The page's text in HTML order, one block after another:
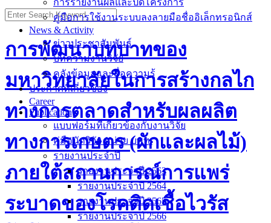
การรายงานผลและปิดโครงการ
คู่มือการใช้งานระบบลงลายมือชื่ออิเล็กทรอนิกส์
News & Activity
ข่าวประชาสัมพันธ์
บทความงานวิจัย
คลังข้อมูลและสื่อความรู้
ประกาศที่เกี่ยวข้อง
Career
Publication
แบบฟอร์มที่เกี่ยวข้องกับงานวิจัย
คู่มือนักวิจัย หน่วย บพท.
รายงานประจำปี
รายงานประจำปี 2563
รายงานประจำปี 2564
รายงานประจำปี 2565
รายงานประจำปี 2566
การพัฒนาบทบาทของ
มหาวิทยาลัยในการสร้างกลไก
ทางการตลาดสำหรับผลผลิต
ทางการเกษตร (ผักและผลไม้)
ภายใต้สถานการณ์การแพร่
ระบาดของโรคติดเชื้อไวรัส